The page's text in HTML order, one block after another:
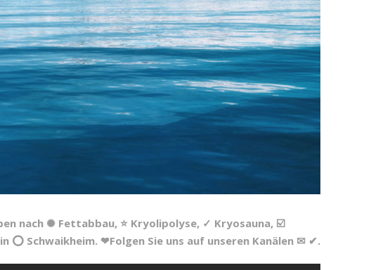
nach ✺ Fettabbau, ⭐ Kryolipolyse, ✓ Kryosauna, ☑️
Schwaikheim. ❤Folgen Sie uns auf unseren Kanälen ✉ ✔.